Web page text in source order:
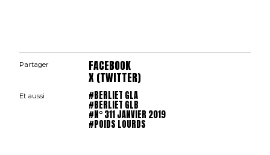
Partager FACEBOOK
X (TWITTER)
Et aussi #BERLIET GLA
#BERLIET GLB
#N° 311 JANVIER 2019
#POIDS LOURDS